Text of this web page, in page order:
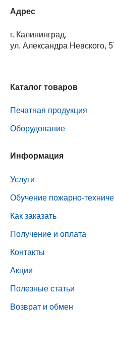
Адрес
г. Калининград,
ул. Александра Невского,
Каталог товаров
Печатная продукция
Оборудование
Информация
Услуги
Обучение пожарно-
Как заказать
Получение и оплата
Контакты
Акции
Полезные статьи
Возврат и обмен